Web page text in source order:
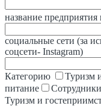
название предприятия
социальные сети (за
соцсети- Instagram)
Категорию
Туризм
питание
Сотрудники
Туризм и